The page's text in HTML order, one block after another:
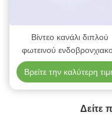
Βίντεο κανάλι διπλού
φωτεινού
σωλήνα για
χειρουργική
Βρείτε την καλύτερη
Δείτε